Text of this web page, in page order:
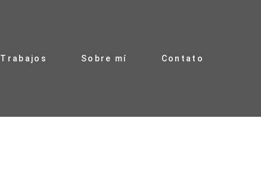
Trabajos Sobre mí Contato